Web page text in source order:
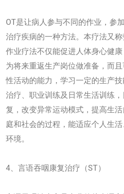
OT是让病人参与不同的作业，参
治疗疾病的一种方法。本疗法又称
作业疗法不仅能促进人体身心健
为将来重返生产岗位做准备，而
性活动的能力，学习一定的生产
治疗、职业训练及日常生活训练
复，改变异常运动模式，提高生
庭和社会的过程，能适应个人生
环境。
4、言语吞咽康复治疗（ST）